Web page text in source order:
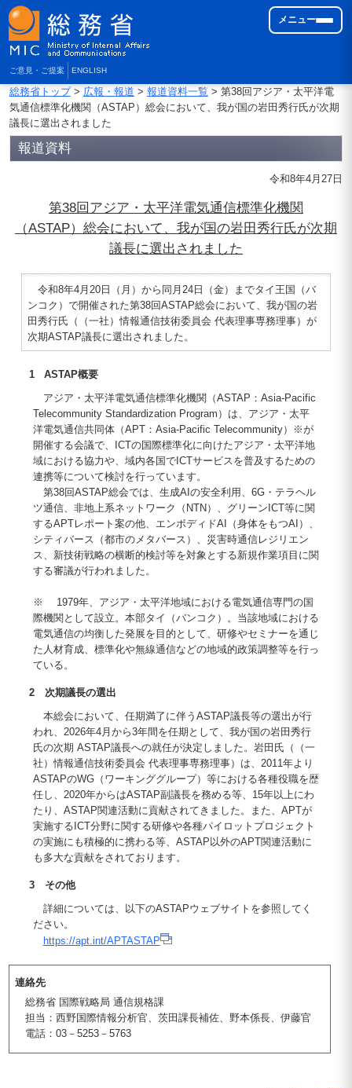
ご意見・ご提案 ENGLISH
メニュー
総務省トップ> 広報・報道 > 報道資料一覧> 第38回アジア・太平洋電
気通信標準化機関（ASTAP）総会において、我が国の岩田秀行氏が次期
議長に選出されました
報道資料
令和8年4月27日
第38回アジア・太平洋電気通信標準化機関
（ASTAP）総会において、我が国の岩田秀行氏が次期
議長に選出されました
令和8年4月20日（月）から同月24日（金）までタイ王国（バ
ンコク）で開催された第38回ASTAP総会において、我が国の岩
田秀行氏（（一社）情報通信技術委員会 代表理事専務理事）が
次期ASTAP議長に選出されました。
1 ASTAP概要
アジア・太平洋電気通信標準化機関（ASTAP：Asia-Pacific
Telecommunity Standardization Program）は、アジア・太平
洋電気通信共同体（APT：Asia-Pacific Telecommunity）※が
開催する会議で、ICTの国際標準化に向けたアジア・太平洋地
域における協力や、域内各国でICTサービスを普及するための
連携等について検討を行っています。
第38回ASTAP総会では、生成AIの安全利用、6G・テラヘル
ツ通信、非地上系ネットワーク（NTN）、グリーンICT等に関
するAPTレポート案の他、エンボディドAI（身体をもつAI）、
シティバース（都市のメタバース）、災害時通信レジリエン
ス、新技術戦略の横断的検討等を対象とする新規作業項目に関
する審議が行われました。
※ 1979年、アジア・太平洋地域における電気通信専門の国
際機関として設立。本部タイ（バンコク）。当該地域における
電気通信の均衡した発展を目的として、研修やセミナーを通じ
た人材育成、標準化や無線通信などの地域的政策調整等を行っ
ている。
2 次期議長の選出
本総会において、任期満了に伴うASTAP議長等の選出が行
われ、2026年4月から3年間を任期として、我が国の岩田秀行
氏の次期 ASTAP議長への就任が決定しました。岩田氏（（一
社）情報通信技術委員会 代表理事専務理事）は、2011年より
ASTAPのWG（ワーキンググループ）等における各種役職を歴
任し、2020年からはASTAP副議長を務める等、15年以上にわ
たり、ASTAP関連活動に貢献されてきました。また、APTが
実施するICT分野に関する研修や各種パイロットプロジェクト
の実施にも積極的に携わる等、ASTAP以外のAPT関連活動に
も多大な貢献をされております。
3 その他
詳細については、以下のASTAPウェブサイトを参照してく
ださい。
https://apt.int/APTASTAP
連絡先
総務省 国際戦略局 通信規格課
担当：西野国際情報分析官、茨田課長補佐、野本係長、伊藤官
電話：03－5253－5763